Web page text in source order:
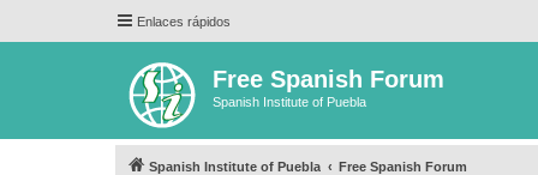
Enlaces rápidos
Free Spanish Forum
Spanish Institute of Puebla
Spanish Institute of Puebla Free Spanish Forum